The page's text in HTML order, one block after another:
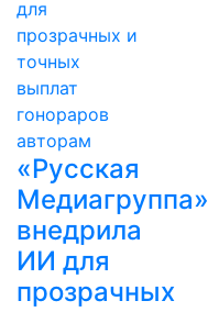
«Русская
Медиагруппа»
внедрила
ИИ для
прозрачных